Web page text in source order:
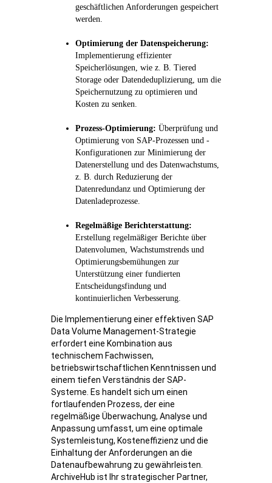
geschäftlichen Anforderungen gespeichert
werden.
Optimierung der Datenspeicherung:
Implementierung effizienter
Speicherlösungen, wie z. B. Tiered
Storage oder Datendeduplizierung, um die
Speichernutzung zu optimieren und
Kosten zu senken.
Prozess-Optimierung: Überprüfung und
Optimierung von SAP-Prozessen und -
Konfigurationen zur Minimierung der
Datenerstellung und des Datenwachstums,
z. B. durch Reduzierung der
Datenredundanz und Optimierung der
Datenladeprozesse.
Regelmäßige Berichterstattung:
Erstellung regelmäßiger Berichte über
Datenvolumen, Wachstumstrends und
Optimierungsbemühungen zur
Unterstützung einer fundierten
Entscheidungsfindung und
kontinuierlichen Verbesserung.
Die Implementierung einer effektiven SAP
Data Volume Management-Strategie
erfordert eine Kombination aus
technischem Fachwissen,
betriebswirtschaftlichen Kenntnissen und
einem tiefen Verständnis der SAP-
Systeme. Es handelt sich um einen
fortlaufenden Prozess, der eine
regelmäßige Überwachung, Analyse und
Anpassung umfasst, um eine optimale
Systemleistung, Kosteneffizienz und die
Einhaltung der Anforderungen an die
Datenaufbewahrung zu gewährleisten.
ArchiveHub ist Ihr strategischer Partner,